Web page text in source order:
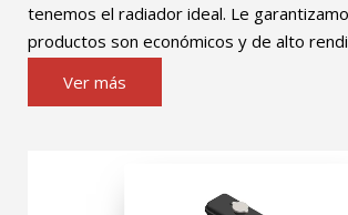
tenemos el radiador ideal. Le
productos son económicos y de alto
Ver más